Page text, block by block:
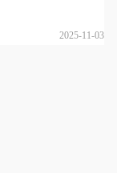
2025-11-03